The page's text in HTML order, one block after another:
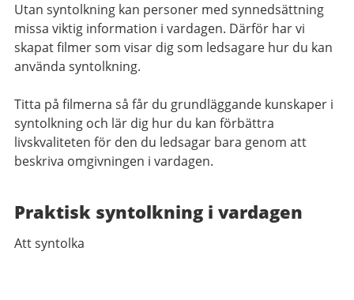
Utan syntolkning kan personer med synnedsättning
missa viktig information i vardagen. Därför har vi
skapat filmer som visar dig som ledsagare hur du kan
använda syntolkning.
Titta på filmerna så får du grundläggande kunskaper i
syntolkning och lär dig hur du kan förbättra
livskvaliteten för den du ledsagar bara genom att
beskriva omgivningen i vardagen.
Praktisk syntolkning i vardagen
Att syntolka